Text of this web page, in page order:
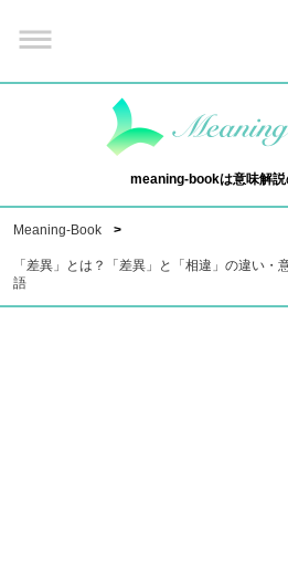
meaning-bookは意味解説
Meaning-Book
「差異」とは？「差異」と「相違」の違い
語